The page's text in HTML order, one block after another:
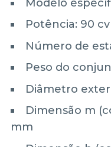
Modelo
Potência: 90 cv
Número de
Peso do
Diâmetro
Dimensão m
mm